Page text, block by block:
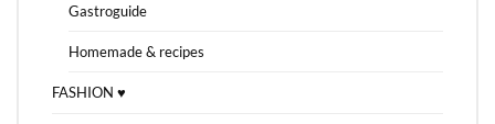
Gastroguide
Homemade & recipes
FASHION ♥